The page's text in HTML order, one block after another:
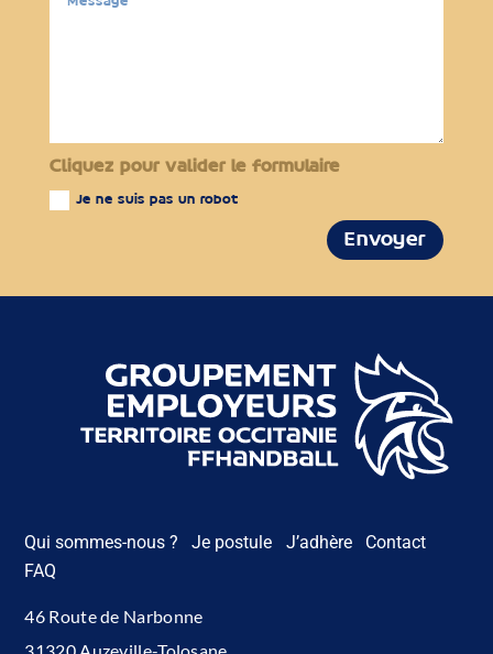
Cliquez pour valider le formulaire
Je ne suis pas un robot
Envoyer
Qui sommes-nous ? Je postule J’adhère
Contact
FAQ
46 Route de Narbonne